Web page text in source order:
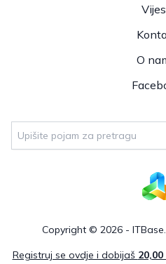
O
Copyright © 2026 -
Registruj se ovdje i dobijaš 20,00